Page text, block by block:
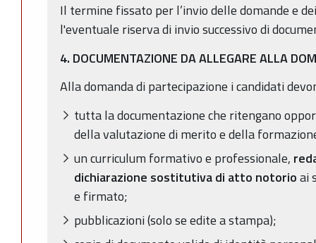
Il termine fissato per l’invio delle domande e
l'eventuale riserva di invio successivo di
4. DOCUMENTAZIONE DA ALLEGARE ALLA
Alla domanda di partecipazione i candidati
tutta la documentazione che ritengano
della valutazione di merito e della
un curriculum formativo e professionale,
dichiarazione sostitutiva di atto notorioai
e firmato;
pubblicazioni (solo se edite a stampa);